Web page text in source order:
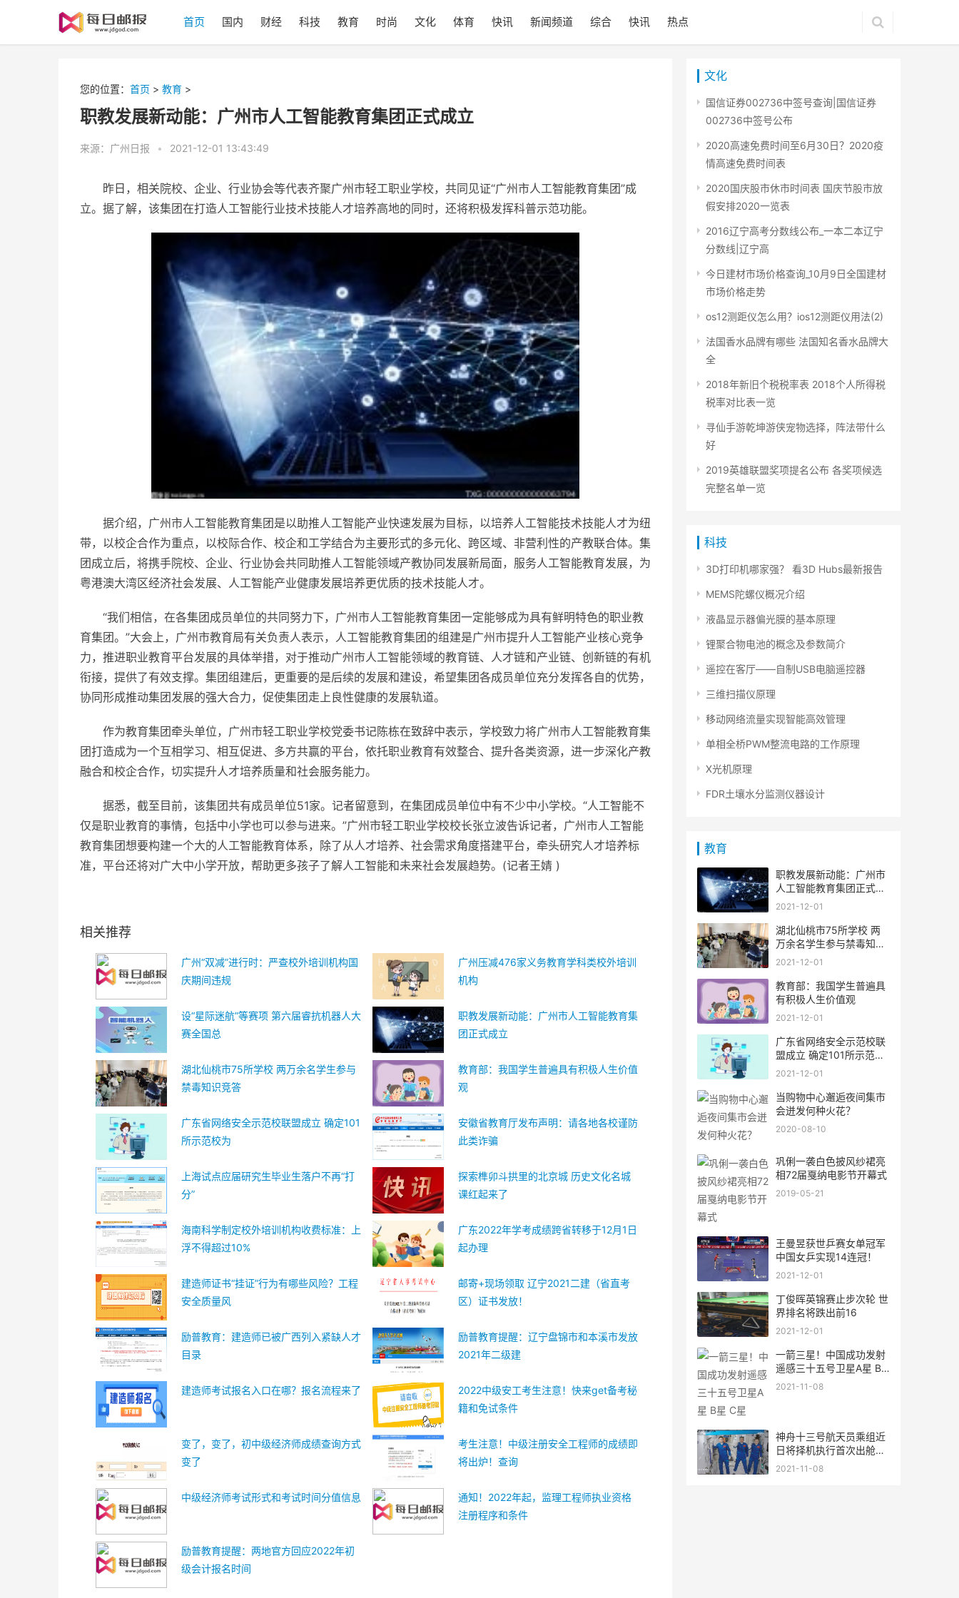
首页 国内 财经 科技 教育 时尚 文化 体育 快讯 新闻频道 综合 快讯 热点
您的位置： 首页 > 教育 >
职教发展新动能：广州市人工智能教育集团正式成立
来源：广州日报 • 2021-12-01 13:43:49
昨日，相关院校、企业、行业协会等代表齐聚广州市轻工职业学校，共同见证“广州市人工智能教育集团”成
立。据了解，该集团在打造人工智能行业技术技能人才培养高地的同时，还将积极发挥科普示范功能。
据介绍，广州市人工智能教育集团是以助推人工智能产业快速发展为目标，以培养人工智能技术技能人才为纽
带，以校企合作为重点，以校际合作、校企和工学结合为主要形式的多元化、跨区域、非营利性的产教联合体。集
团成立后，将携手院校、企业、行业协会共同助推人工智能领域产教协同发展新局面，服务人工智能教育发展，为
粤港澳大湾区经济社会发展、人工智能产业健康发展培养更优质的技术技能人才。
“我们相信，在各集团成员单位的共同努力下，广州市人工智能教育集团一定能够成为具有鲜明特色的职业教
育集团。”大会上，广州市教育局有关负责人表示，人工智能教育集团的组建是广州市提升人工智能产业核心竞争
力，推进职业教育平台发展的具体举措，对于推动广州市人工智能领域的教育链、人才链和产业链、创新链的有机
衔接，提供了有效支撑。集团组建后，更重要的是后续的发展和建设，希望集团各成员单位充分发挥各自的优势，
协同形成推动集团发展的强大合力，促使集团走上良性健康的发展轨道。
作为教育集团牵头单位，广州市轻工职业学校党委书记陈栋在致辞中表示，学校致力将广州市人工智能教育集
团打造成为一个互相学习、相互促进、多方共赢的平台，依托职业教育有效整合、提升各类资源，进一步深化产教
融合和校企合作，切实提升人才培养质量和社会服务能力。
据悉，截至目前，该集团共有成员单位51家。记者留意到，在集团成员单位中有不少中小学校。“人工智能不
仅是职业教育的事情，包括中小学也可以参与进来。”广州市轻工职业学校校长张立波告诉记者，广州市人工智能
教育集团想要构建一个大的人工智能教育体系，除了从人才培养、社会需求角度搭建平台，牵头研究人才培养标
准， 平台还将对广大中小学开放，帮助更多孩子了解人工智能和未来社会发展趋势。(记者王婧 )
相关推荐
广州“双减”进行时：严查校外培训机构国
庆期间违规
广州压减476家义务教育学科类校外培训
机构
设“星际迷航”等赛项 第六届睿抗机器人大
赛全国总
职教发展新动能：广州市人工智能教育集
团正式成立
湖北仙桃市75所学校 两万余名学生参与
禁毒知识竞答
教育部：我国学生普遍具有积极人生价值
观
广东省网络安全示范校联盟成立 确定101
所示范校为
安徽省教育厅发布声明：请各地各校谨防
此类诈骗
上海试点应届研究生毕业生落户不再“打
分”
探索榫卯斗拱里的北京城 历史文化名城
课红起来了
海南科学制定校外培训机构收费标准：上
浮不得超过10%
广东2022年学考成绩跨省转移于12月1日
起办理
建造师证书“挂证”行为有哪些风险？工程
安全质量风
邮寄+现场领取 辽宁2021二建（省直考
区）证书发放！
励普教育：建造师已被广西列入紧缺人才
目录
励普教育提醒：辽宁盘锦市和本溪市发放
2021年二级建
建造师考试报名入口在哪？报名流程来了
2022中级安工考生注意！快来get备考秘
籍和免试条件
变了，变了，初中级经济师成绩查询方式
变了
考生注意！中级注册安全工程师的成绩即
将出炉！查询
中级经济师考试形式和考试时间分值信息
通知！2022年起，监理工程师执业资格
注册程序和条件
励普教育提醒：两地官方回应2022年初
级会计报名时间
文化
国信证券002736中签号查询|国信证券
002736中签号公布
2020高速免费时间至6月30日？2020疫
情高速免费时间表
2020国庆股市休市时间表 国庆节股市放
假安排2020一览表
2016辽宁高考分数线公布_一本二本辽宁
分数线|辽宁高
今日建材市场价格查询_10月9日全国建材
市场价格走势
os12测距仪怎么用？ios12测距仪用法(2)
法国香水品牌有哪些 法国知名香水品牌大
全
2018年新旧个税税率表 2018个人所得税
税率对比表一览
寻仙手游乾坤游侠宠物选择，阵法带什么
好
2019英雄联盟奖项提名公布 各奖项候选
完整名单一览
科技
3D打印机哪家强？ 看3D Hubs最新报告
MEMS陀螺仪概况介绍
液晶显示器偏光膜的基本原理
锂聚合物电池的概念及参数简介
遥控在客厅――自制USB电脑遥控器
三维扫描仪原理
移动网络流量实现智能高效管理
单相全桥PWM整流电路的工作原理
X光机原理
FDR土壤水分监测仪器设计
教育
职教发展新动能：广州市
人工智能教育集团正式成
立
2021-12-01
湖北仙桃市75所学校 两
万余名学生参与禁毒知识
竞答
2021-12-01
教育部：我国学生普遍具
有积极人生价值观
2021-12-01
广东省网络安全示范校联
盟成立 确定101所示范校
为
2021-12-01
当购物中心邂逅夜间集市
会迸发何种火花？
2020-08-10
巩俐一袭白色披风纱裙亮
相72届戛纳电影节开幕式
2019-05-21
王曼昱获世乒赛女单冠军
中国女乒实现14连冠！
2021-12-01
丁俊晖英锦赛止步次轮 世
界排名将跌出前16
2021-12-01
一箭三星！中国成功发射
遥感三十五号卫星A星 B
星 C星
2021-11-08
神舟十三号航天员乘组近
日将择机执行首次出舱活
动
2021-11-08